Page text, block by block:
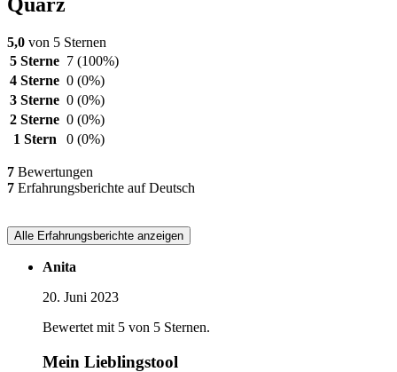
Quarz
5,0 von 5 Sternen
5 Sterne 7 (100%)
4 Sterne 0 (0%)
3 Sterne 0 (0%)
2 Sterne 0 (0%)
1 Stern
0 (0%)
7 Bewertungen
7 Erfahrungsberichte auf Deutsch
Alle Erfahrungsberichte anzeigen
Anita
20. Juni 2023
Bewertet mit 5 von 5 Sternen.
Mein Lieblingstool